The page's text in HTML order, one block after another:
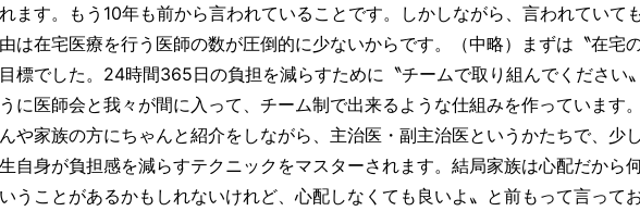
ます。もう10年も前から言われていることです。しかしながら、言われていて
は在宅医療を行う医師の数が圧倒的に少ないからです。（中略）まずは〝在宅
標でした。24時間365日の負担を減らすために〝チームで取り組んでください
に医師会と我々が間に入って、チーム制で出来るような仕組みを作っています
や家族の方にちゃんと紹介をしながら、主治医・副主治医というかたちで、少
自身が負担感を減らすテクニックをマスターされます。結局家族は心配だから
うことがあるかもしれないけれど、心配しなくても良いよ〟と前もって言って